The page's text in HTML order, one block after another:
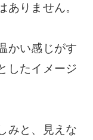
ありません。
かい感じがす
したイメージ
みと、見えな